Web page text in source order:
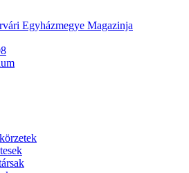
Egyházmegye Magazinja